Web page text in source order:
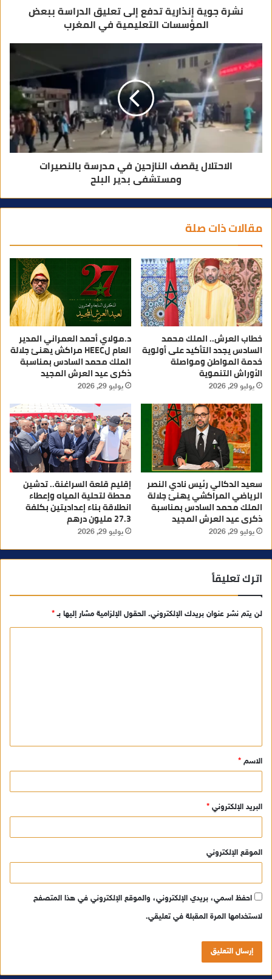
نشرة جوية إنذارية تدفع إلى تعليق الدراسة ببعض
المؤسسات التعليمية في المغرب
الاحتلال يقصف النازحين في مدرسة بالنصيرات
ومستشفى بدير البلح
مقالات ذات صلة
خطاب العرش.. الملك محمد
السادس يجدد التأكيد على أولوية
خدمة المواطن ومواصلة
الأوراش التنموية
يوليو 29, 2026
د.مولاي أحمد العمراني المدير
العام لHEEC مراكش يهنئ جلالة
الملك محمد السادس بمناسبة
ذكرى عيد العرش المجيد
يوليو 29, 2026
سعيد الدكالي رئيس نادي النصر
الرياضي المراكشي يهنئ جلالة
الملك محمد السادس بمناسبة
ذكرى عيد العرش المجيد
يوليو 29, 2026
إقليم قلعة السراغنة.. تدشين
محطة لتحلية المياه وإعطاء
انطلاقة بناء إعداديتين بكلفة
27.3 مليون درهم
يوليو 29, 2026
اترك تعليقاً
لن يتم نشر عنوان بريدك الإلكتروني. الحقول الإلزامية مشار إليها بـ*
ق
*
الاسم *
البريد الإلكتروني *
الموقع الإلكتروني
احفظ اسمي، بريدي الإلكتروني، والموقع الإلكتروني في هذا المتصفح
لاستخدامها المرة المقبلة في تعليقي.